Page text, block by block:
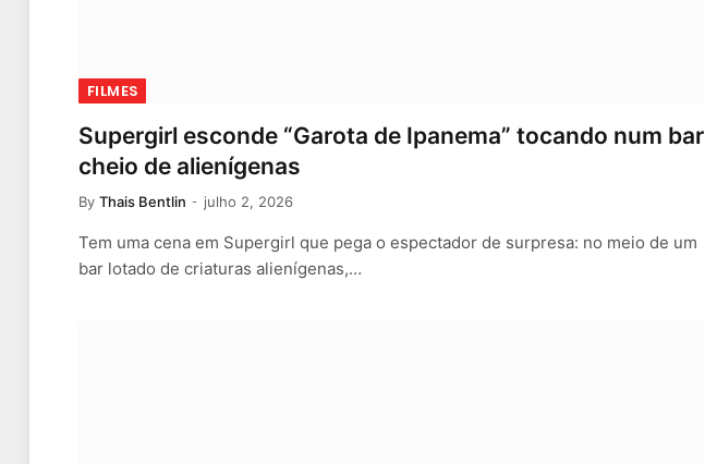
FILMES
Supergirl esconde “Garota de Ipanema” tocando num bar
cheio de alienígenas
By Thais Bentlin julho 2, 2026
Tem uma cena em Supergirl que pega o espectador de surpresa: no meio de um
bar lotado de criaturas alienígenas,…